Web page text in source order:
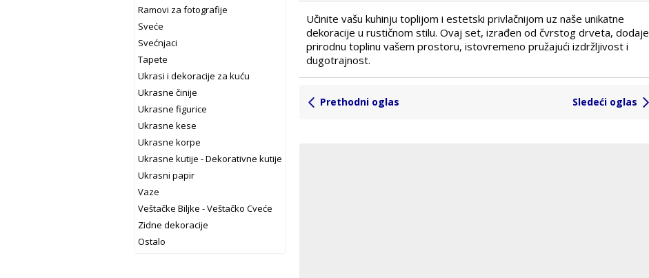
Ramovi za fotografije
Sveće
Svećnjaci
Tapete
Ukrasi i dekoracije za kuću
Ukrasne činije
Ukrasne figurice
Ukrasne kese
Ukrasne korpe
Ukrasne kutije - Dekorativne kutije
Ukrasni papir
Vaze
Veštačke Biljke - Veštačko Cveće
Zidne dekoracije
Ostalo
Učinite vašu kuhinju toplijom i estetski privlačnijom uz naše unikatne
dekoracije u rustičnom stilu. Ovaj set, izrađen od čvrstog drveta, dodaje
prirodnu toplinu vašem prostoru, istovremeno pružajući izdržljivost i
dugotrajnost.
Prethodni oglas Sledeći oglas